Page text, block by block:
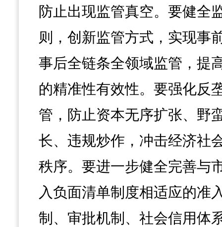
防止出现监管真空。要健全
则，创新监管方式，实现事
事后全链条全领域监管，提
的精准性有效性。要强化反
管，防止资本无序扩张、野
长、违规炒作，冲击经济社
秩序。要进一步健全完善与
入负面清单制度相适应的准
制、审批机制、社会信用体